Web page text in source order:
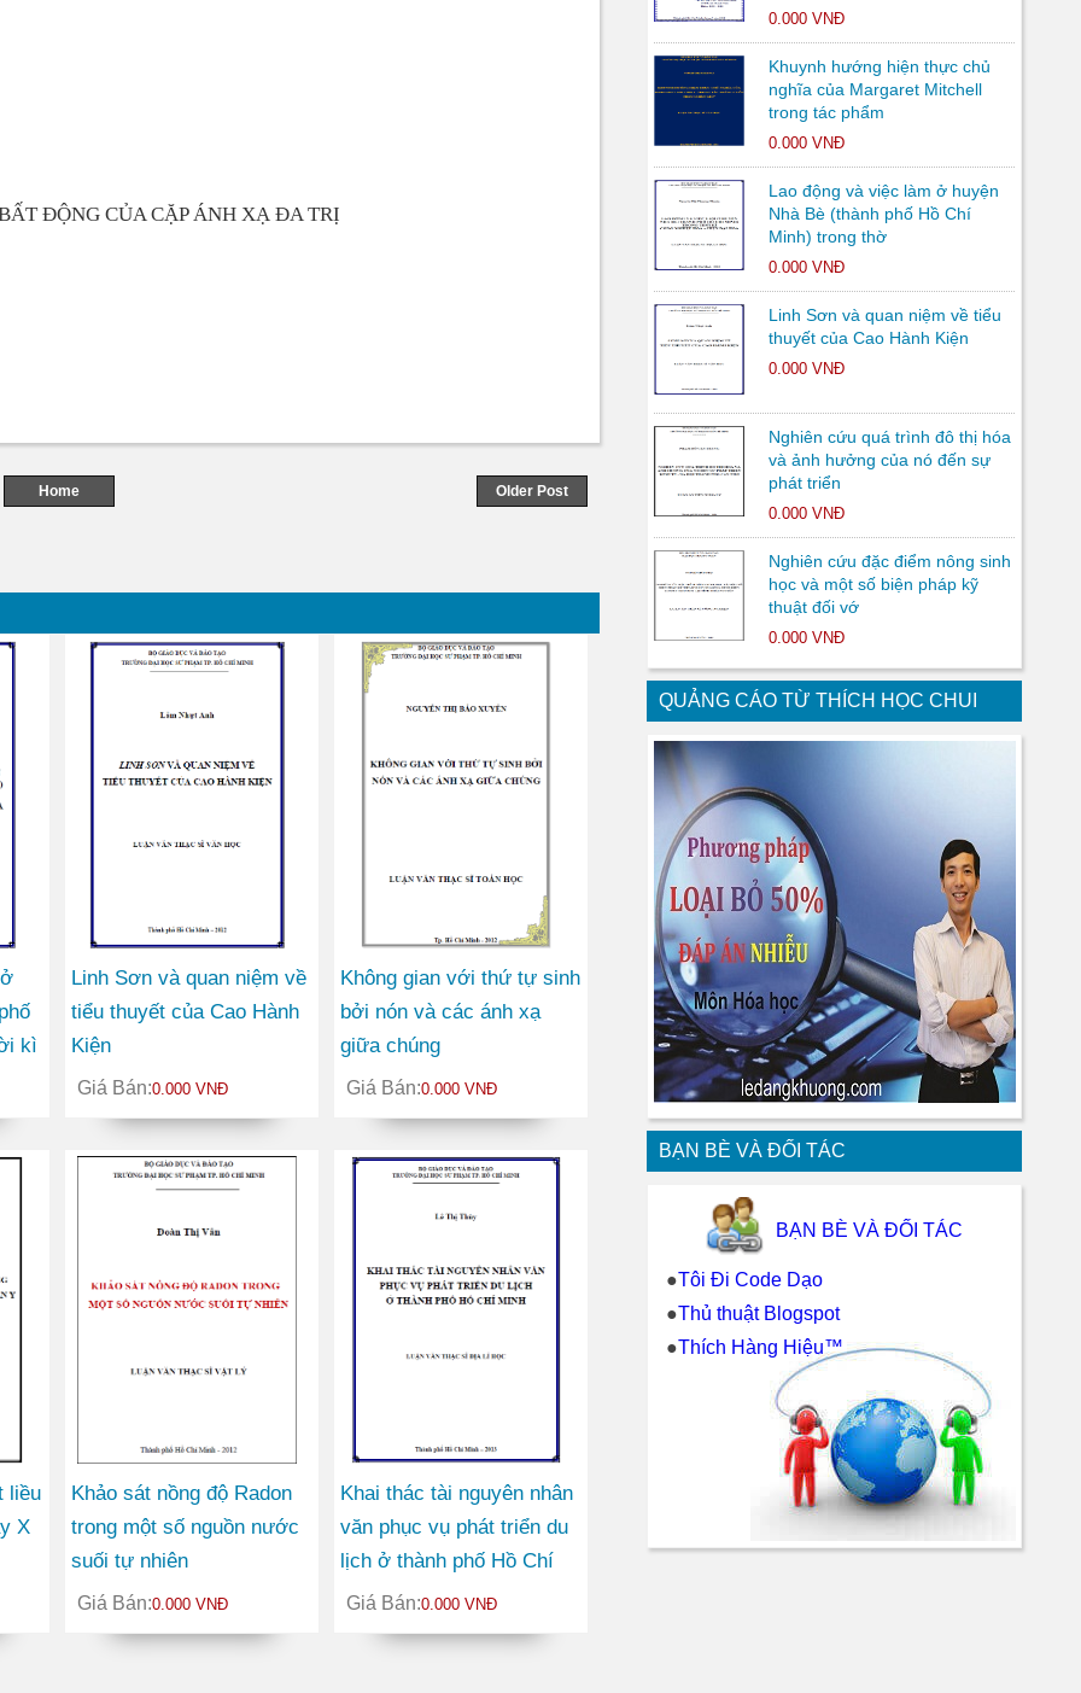
ĐỘNG CỦA CẶP ÁNH XẠ ĐA TRỊ
Older Post
Home
kì
đại
Linh Sơn và quan niệm về
tiểu thuyết của Cao Hành
Kiện
Giá Bán:0.000 VNĐ
Không gian với thứ tự sinh
bởi nón và các ánh xạ
giữa chúng
Giá Bán:0.000 VNĐ
liều
X
Khảo sát nồng độ Radon
trong một số nguồn nước
suối tự nhiên
Giá Bán:0.000 VNĐ
Khai thác tài nguyên nhân
văn phục vụ phát triển du
lịch ở thành phố Hồ Chí
Minh
Giá Bán:0.000 VNĐ
0.000 VNĐ
Khuynh hướng hiện thực chủ
nghĩa của Margaret Mitchell
trong tác phẩm
0.000 VNĐ
Lao động và việc làm ở huyện
Nhà Bè (thành phố Hồ Chí
Minh) trong thờ
0.000 VNĐ
Linh Sơn và quan niệm về tiểu
thuyết của Cao Hành Kiện
0.000 VNĐ
Nghiên cứu quá trình đô thị hóa
và ảnh hưởng của nó đến sự
phát triển
0.000 VNĐ
Nghiên cứu đặc điểm nông sinh
học và một số biện pháp kỹ
thuật đối vớ
0.000 VNĐ
QUẢNG CÁO TỪ THÍCH HỌC CHUI
BẠN BÈ VÀ ĐỐI TÁC
BẠN BÈ VÀ ĐỐI TÁC
●Tôi Đi Code Dạo
●Thủ thuật Blogspot
●Thích Hàng Hiệu™